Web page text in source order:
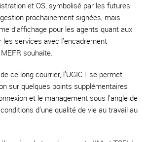
et OS, symbolisé par les futures
prochainement signées, mais
d’affichage pour les agents quant aux
services avec l’encadrement
souhaite.
ce long courrier, l’UGICT se permet
sur quelques points supplémentaires
et le management sous l’angle de
d’une qualité de vie au travail au